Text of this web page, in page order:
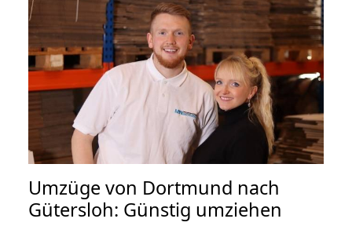
Umzüge von Dortmund nach
Gütersloh: Günstig umziehen